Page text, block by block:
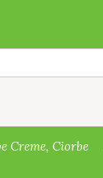
Creme, Ciorbe